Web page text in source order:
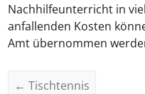
Nachhilfeunterricht in
anfallenden Kosten
Amt übernommen
← Tischtennis